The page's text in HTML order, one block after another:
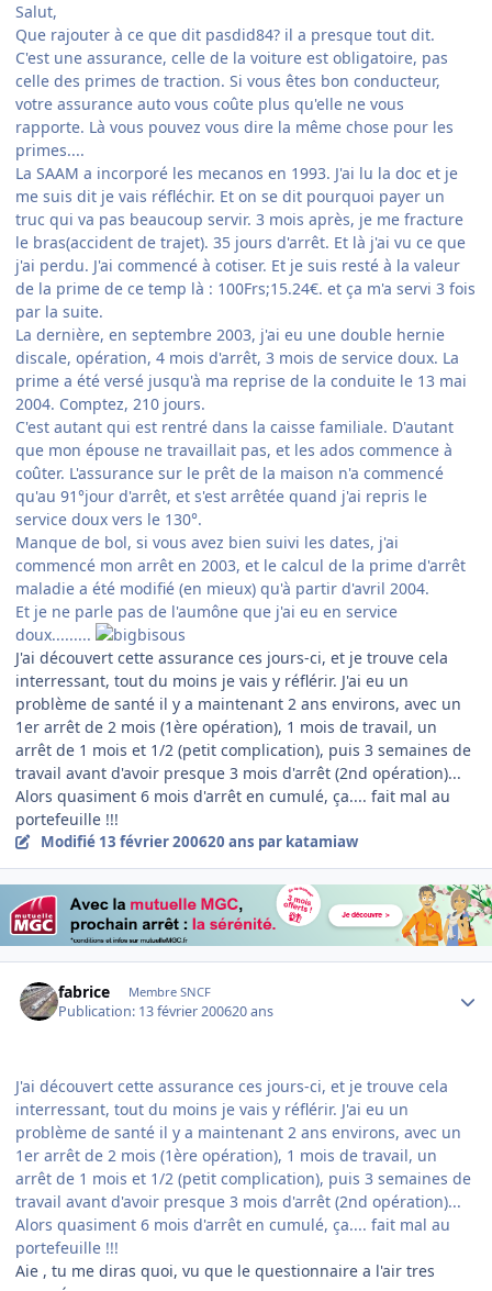
Salut,
Que rajouter à ce que dit pasdid84? il a presque tout dit.
C'est une assurance, celle de la voiture est obligatoire, pas
celle des primes de traction. Si vous êtes bon conducteur,
votre assurance auto vous coûte plus qu'elle ne vous
rapporte. Là vous pouvez vous dire la même chose pour les
primes....
La SAAM a incorporé les mecanos en 1993. J'ai lu la doc et je
me suis dit je vais réfléchir. Et on se dit pourquoi payer un
truc qui va pas beaucoup servir. 3 mois après, je me fracture
le bras(accident de trajet). 35 jours d'arrêt. Et là j'ai vu ce que
j'ai perdu. J'ai commencé à cotiser. Et je suis resté à la valeur
de la prime de ce temp là : 100Frs;15.24€. et ça m'a servi 3 fois
par la suite.
La dernière, en septembre 2003, j'ai eu une double hernie
discale, opération, 4 mois d'arrêt, 3 mois de service doux. La
prime a été versé jusqu'à ma reprise de la conduite le 13 mai
2004. Comptez, 210 jours.
C'est autant qui est rentré dans la caisse familiale. D'autant
que mon épouse ne travaillait pas, et les ados commence à
coûter. L'assurance sur le prêt de la maison n'a commencé
qu'au 91°jour d'arrêt, et s'est arrêtée quand j'ai repris le
service doux vers le 130°.
Manque de bol, si vous avez bien suivi les dates, j'ai
commencé mon arrêt en 2003, et le calcul de la prime d'arrêt
maladie a été modifié (en mieux) qu'à partir d'avril 2004.
Et je ne parle pas de l'aumône que j'ai eu en service
doux.........
J'ai découvert cette assurance ces jours-ci, et je trouve cela
interressant, tout du moins je vais y réflérir. J'ai eu un
problème de santé il y a maintenant 2 ans environs, avec un
1er arrêt de 2 mois (1ère opération), 1 mois de travail, un
arrêt de 1 mois et 1/2 (petit complication), puis 3 semaines de
travail avant d'avoir presque 3 mois d'arrêt (2nd opération)...
Alors quasiment 6 mois d'arrêt en cumulé, ça.... fait mal au
portefeuille !!!
Modifié 13 février 200620 ans par katamiaw
fabrice Membre SNCF
Publication: 13 février 200620 ans
J'ai découvert cette assurance ces jours-ci, et je trouve cela
interressant, tout du moins je vais y réflérir. J'ai eu un
problème de santé il y a maintenant 2 ans environs, avec un
1er arrêt de 2 mois (1ère opération), 1 mois de travail, un
arrêt de 1 mois et 1/2 (petit complication), puis 3 semaines de
travail avant d'avoir presque 3 mois d'arrêt (2nd opération)...
Alors quasiment 6 mois d'arrêt en cumulé, ça.... fait mal au
portefeuille !!!
Aie , tu me diras quoi, vu que le questionnaire a l'air tres